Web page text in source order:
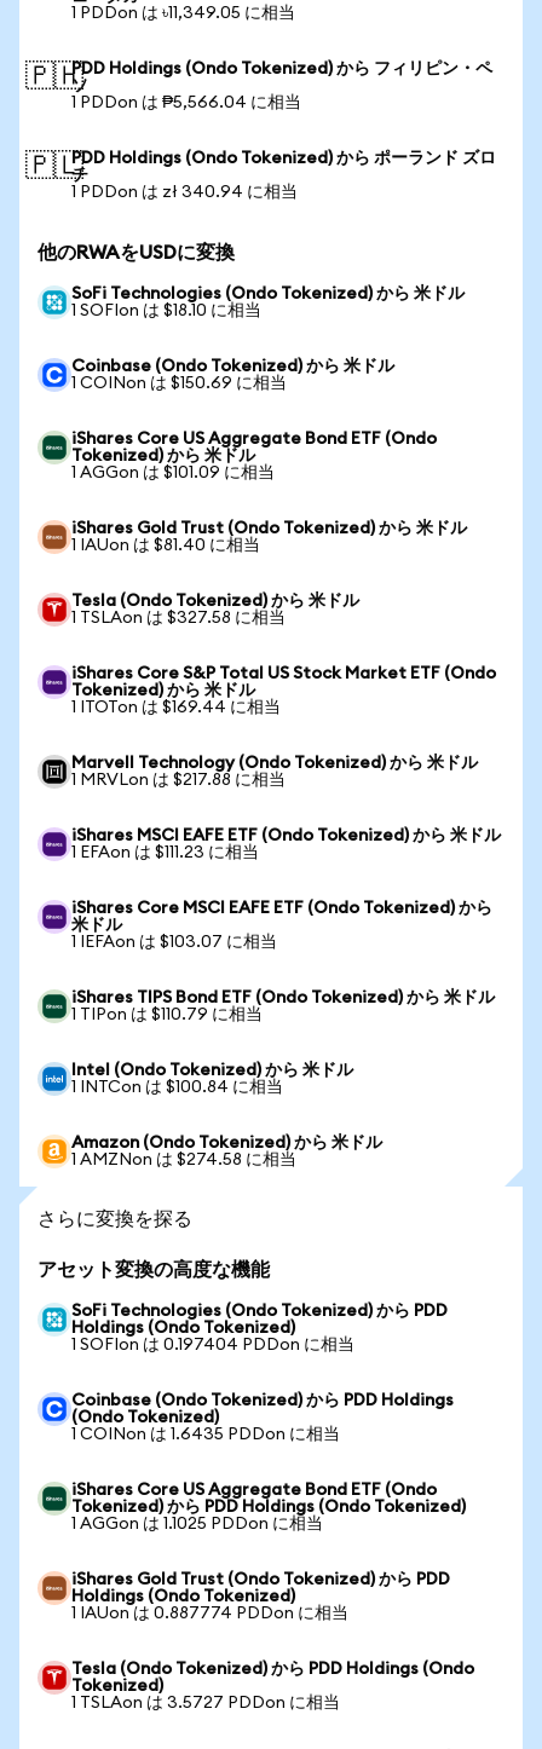
1 PDDon は ৳11,349.05 に相当
🇵🇭PDD Holdings (Ondo Tokenized) から フィリピン・ペ
ソ
1 PDDon は ₱5,566.04 に相当
🇵🇱PDD Holdings (Ondo Tokenized) から ポーランド ズロ
チ
1 PDDon は zł 340.94 に相当
他のRWAをUSDに変換
SoFi Technologies (Ondo Tokenized) から 米ドル
1 SOFIon は $18.10 に相当
Coinbase (Ondo Tokenized) から 米ドル
1 COINon は $150.69 に相当
iShares Core US Aggregate Bond ETF (Ondo
Tokenized) から 米ドル
1 AGGon は $101.09 に相当
iShares Gold Trust (Ondo Tokenized) から 米ドル
1 IAUon は $81.40 に相当
Tesla (Ondo Tokenized) から 米ドル
1 TSLAon は $327.58 に相当
iShares Core S&P Total US Stock Market ETF (Ondo
Tokenized) から 米ドル
1 ITOTon は $169.44 に相当
Marvell Technology (Ondo Tokenized) から 米ドル
1 MRVLon は $217.88 に相当
iShares MSCI EAFE ETF (Ondo Tokenized) から 米ドル
1 EFAon は $111.23 に相当
iShares Core MSCI EAFE ETF (Ondo Tokenized) から
米ドル
1 IEFAon は $103.07 に相当
iShares TIPS Bond ETF (Ondo Tokenized) から 米ドル
1 TIPon は $110.79 に相当
Intel (Ondo Tokenized) から 米ドル
1 INTCon は $100.84 に相当
Amazon (Ondo Tokenized) から 米ドル
1 AMZNon は $274.58 に相当
さらに変換を探る
アセット変換の高度な機能
SoFi Technologies (Ondo Tokenized) から PDD
Holdings (Ondo Tokenized)
1 SOFIon は 0.197404 PDDon に相当
Coinbase (Ondo Tokenized) から PDD Holdings
(Ondo Tokenized)
1 COINon は 1.6435 PDDon に相当
iShares Core US Aggregate Bond ETF (Ondo
Tokenized) から PDD Holdings (Ondo Tokenized)
1 AGGon は 1.1025 PDDon に相当
iShares Gold Trust (Ondo Tokenized) から PDD
Holdings (Ondo Tokenized)
1 IAUon は 0.887774 PDDon に相当
Tesla (Ondo Tokenized) から PDD Holdings (Ondo
Tokenized)
1 TSLAon は 3.5727 PDDon に相当